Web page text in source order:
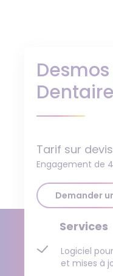
Dentaire
Tarif sur devis
Engagement de
Demander
Services
Logiciel
et mises à